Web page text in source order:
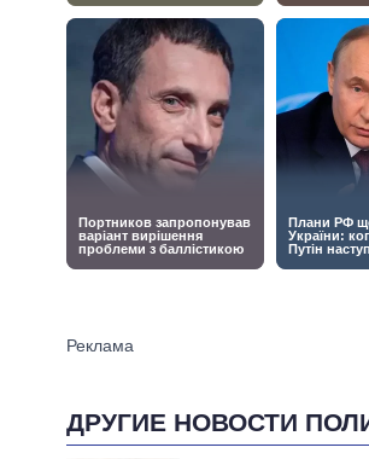
ДРУГИЕ НОВОСТИ